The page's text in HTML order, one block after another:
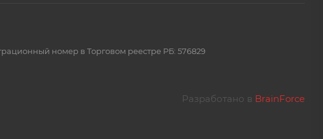
номер в Торговом реестре РБ: 576829
Разработано в BrainForce